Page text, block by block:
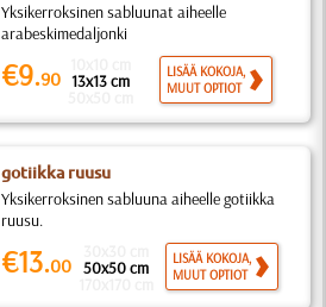
Yksikerroksinen sabluunat aiheelle
arabeskimedaljonki
€9.90 13x13 cm
LISÄÄ KOKOJA,
MUUT OPTIOT
gotiikka ruusu
Yksikerroksinen sabluuna aiheelle gotiikka
ruusu.
€13.00 50x50 cm
LISÄÄ KOKOJA,
MUUT OPTIOT